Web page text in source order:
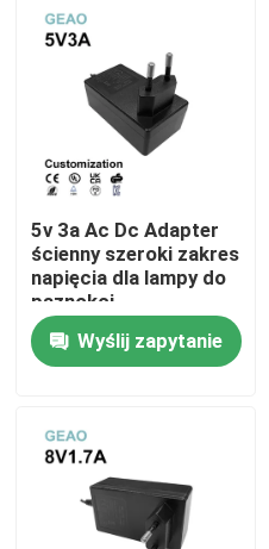
Dom
Produkty
wideo
O nas
5v 3a Ac Dc Adapter
ścienny szeroki zakres
napięcia dla lampy do
paznokci
Wyślij zapytanie